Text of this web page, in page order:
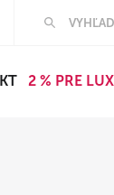
2 % PRE LUX